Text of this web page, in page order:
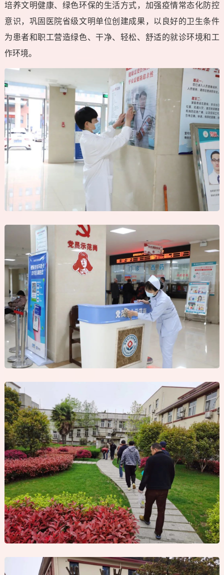
培养文明健康、绿色环保的生活方式，加强疫情常态化防控
意识，巩固医院省级文明单位创建成果，以良好的卫生条件
为患者和职工营造绿色、干净、轻松、舒适的就诊环境和工
作环境。